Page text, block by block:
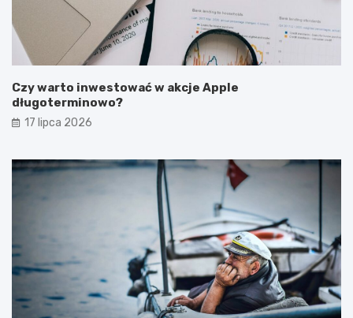
Czy warto inwestować w akcje Apple
długoterminowo?
17 lipca 2026